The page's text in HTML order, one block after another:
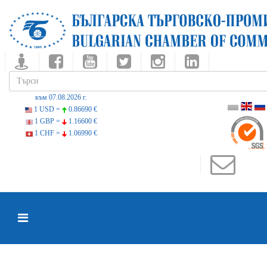
към 07.08.2026 г.
1 USD =
0.86690 €
1 GBP =
1.16600 €
1 CHF =
1.06990 €